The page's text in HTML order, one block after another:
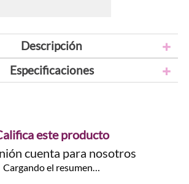
Descripción
Especificaciones
este producto
cuenta para nosotros
Cargando el resumen…